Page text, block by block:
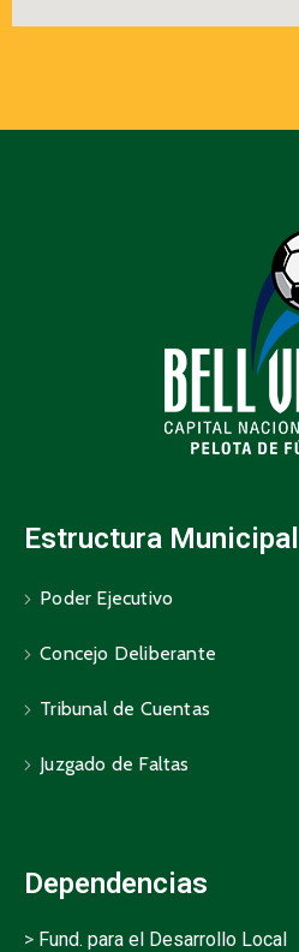
Estructura Municipal
Poder Ejecutivo
Concejo Deliberante
Tribunal de Cuentas
Juzgado de Faltas
Dependencias
> Fund. para el Desarrollo Local